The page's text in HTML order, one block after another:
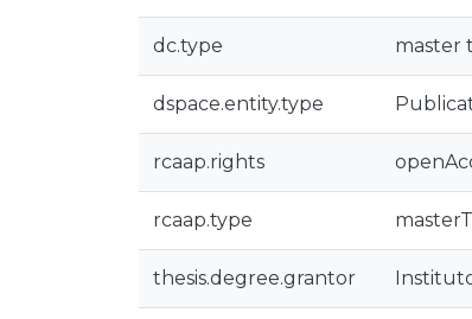
dc.type master
dspace.entity.type
rcaap.rights
rcaap.type
thesis.degree.grantor